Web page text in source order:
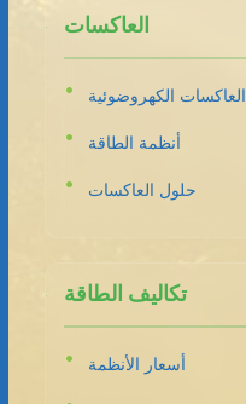
العاكسات
العاكسات الكهروضوئية
أنظمة الطاقة
حلول العاكسات
تكاليف الطاقة
أسعار الأنظمة